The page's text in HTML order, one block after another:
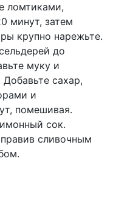
ломтиками,
минут, затем
крупно нарежьте.
до
муку и
сахар,
и
помешивая.
сок.
сливочным